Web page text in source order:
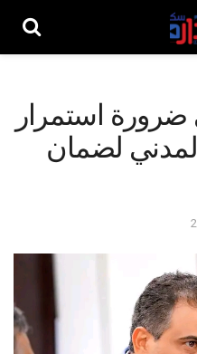
استمرار
لضمان